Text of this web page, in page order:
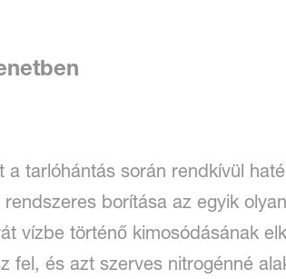
tarlóhántás során rendkívül
borítása az egyik
vízbe történő kimosódásának
fel, és azt szerves nitrogénné